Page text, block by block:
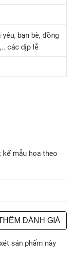
yêu, bạn bè, đồng
các dịp lễ
kế mẫu hoa theo
ĐÁNH GIÁ
sản phẩm này